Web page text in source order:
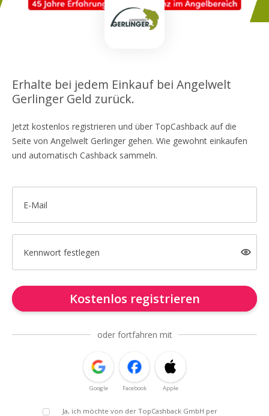
Erhalte bei jedem Einkauf bei Angelwelt
Gerlinger Geld zurück.
Jetzt kostenlos registrieren und über TopCashback auf die
Seite von Angelwelt Gerlinger gehen. Wie gewohnt einkaufen
und automatisch Cashback sammeln.
E-Mail
Kennwort festlegen
Kostenlos registrieren
oder fortfahren mit
Google Facebook Apple
Ja, ich möchte von der TopCashback GmbH per